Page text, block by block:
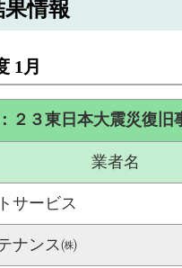
果情報
1月
２３東日本大震災復
業者名
サービス
ナンス㈱